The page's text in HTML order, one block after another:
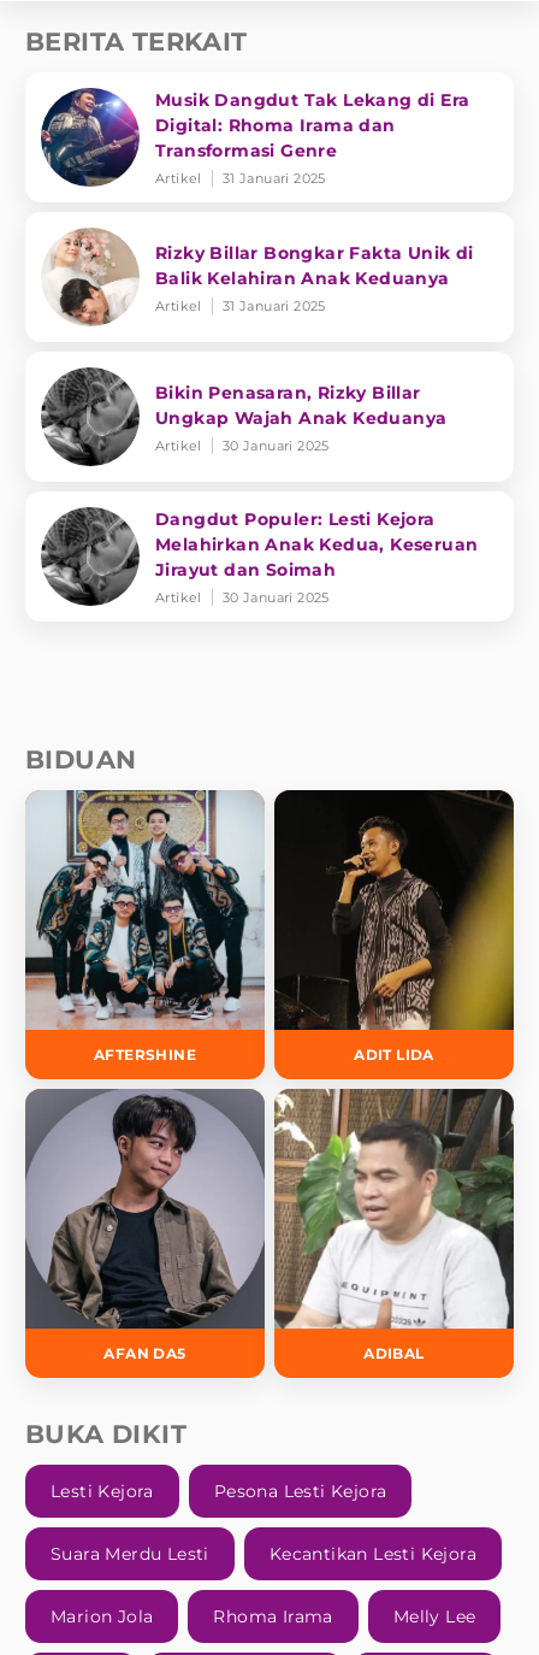
BERITA TERKAIT
Musik Dangdut Tak Lekang di Era
Digital: Rhoma Irama dan
Transformasi Genre
Artikel 31 Januari 2025
Rizky Billar Bongkar Fakta Unik di
Balik Kelahiran Anak Keduanya
Artikel 31 Januari 2025
Bikin Penasaran, Rizky Billar
Ungkap Wajah Anak Keduanya
Artikel 30 Januari 2025
Dangdut Populer: Lesti Kejora
Melahirkan Anak Kedua, Keseruan
Jirayut dan Soimah
Artikel 30 Januari 2025
BIDUAN
AFTERSHINE ADIT LIDA
AFAN DA5 ADIBAL
BUKA DIKIT
Lesti Kejora Pesona Lesti Kejora
Suara Merdu Lesti Kecantikan Lesti Kejora
Marion Jola Rhoma Irama Melly Lee